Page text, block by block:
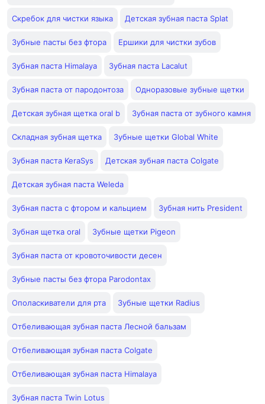
Скребок для чистки языка Детская зубная паста Splat
Зубные пасты без фтора Ершики для чистки зубов
Зубная паста Himalaya Зубная паста Lacalut
Зубная паста от пародонтоза Одноразовые зубные щетки
Детская зубная щетка oral b Зубная паста от зубного камня
Складная зубная щетка Зубные щетки Global White
Зубная паста KeraSys Детская зубная паста Colgate
Детская зубная паста Weleda
Зубная паста с фтором и кальцием Зубная нить President
Зубная щетка oral Зубные щетки Pigeon
Зубная паста от кровоточивости десен
Зубные пасты без фтора Parodontax
Ополаскиватели для рта Зубные щетки Radius
Отбеливающая зубная паста Лесной бальзам
Отбеливающая зубная паста Colgate
Отбеливающая зубная паста Himalaya
Зубная паста Twin Lotus